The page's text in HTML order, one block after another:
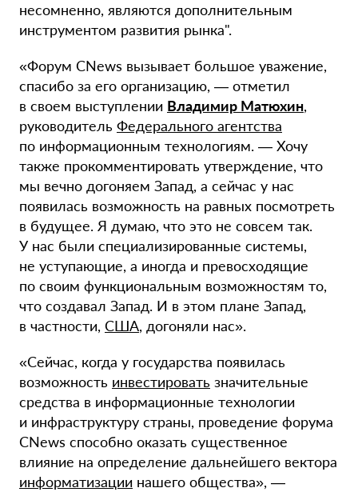
несомненно, являются дополнительным
инструментом развития рынка".
«Форум CNews вызывает большое уважение,
спасибо за его организацию, — отметил
в своем выступлении Владимир Матюхин,
руководитель Федерального агентства
по информационным технологиям. — Хочу
также прокомментировать утверждение, что
мы вечно догоняем Запад, а сейчас у нас
появилась возможность на равных посмотреть
в будущее. Я думаю, что это не совсем так.
У нас были специализированные системы,
не уступающие, а иногда и превосходящие
по своим функциональным возможностям то,
что создавал Запад. И в этом плане Запад,
в частности, США, догоняли нас».
«Сейчас, когда у государства появилась
возможность инвестировать значительные
средства в информационные технологии
и инфраструктуру страны, проведение форума
CNews способно оказать существенное
влияние на определение дальнейшего вектора
информатизации нашего общества», —